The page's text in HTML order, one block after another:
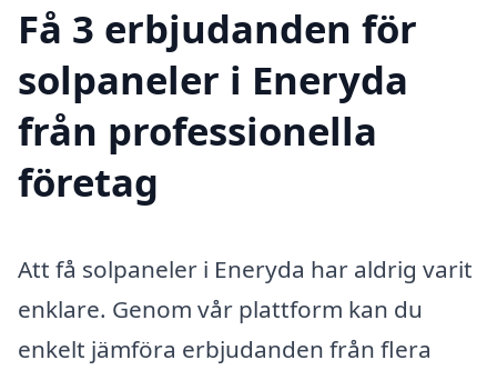
Få 3 erbjudanden för
solpaneler i Eneryda
från professionella
företag
Att få solpaneler i Eneryda har aldrig varit
enklare. Genom vår plattform kan du
enkelt jämföra erbjudanden från flera